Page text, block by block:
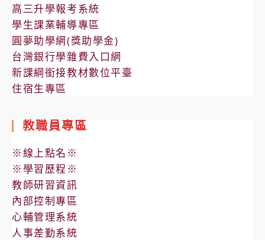
高三升學報考系統
學生課業輔導專區
圓夢助學網(獎助學金)
台灣銀行學雜費入口網
新課綱銜接教材數位平臺
住宿生專區
教職員專區
※線上點名※
※學習歷程※
教師研習資訊
內部控制專區
心輔管理系統
人事差勤系統